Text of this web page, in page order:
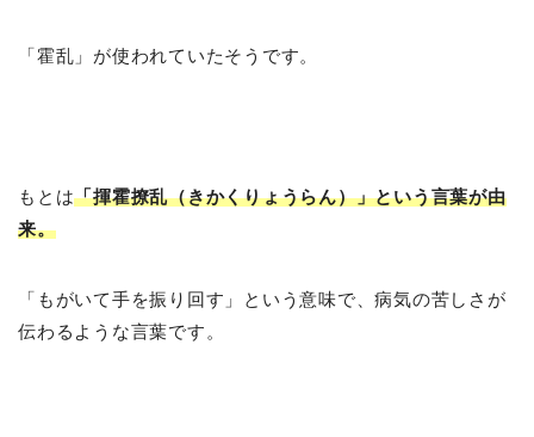
「霍乱」が使われていたそうです。
もとは「揮霍撩乱（きかくりょうらん）」という言葉が由
来。
「もがいて手を振り回す」という意味で、病気の苦しさが
伝わるような言葉です。